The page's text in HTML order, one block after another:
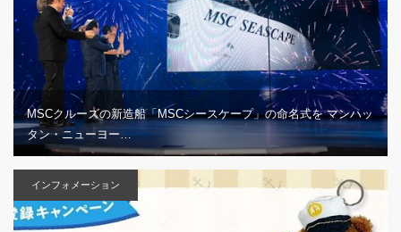
MSCクルーズの新造船「MSCシースケープ」の命名式を マンハッ
タン・ニューヨー…
インフォメーション